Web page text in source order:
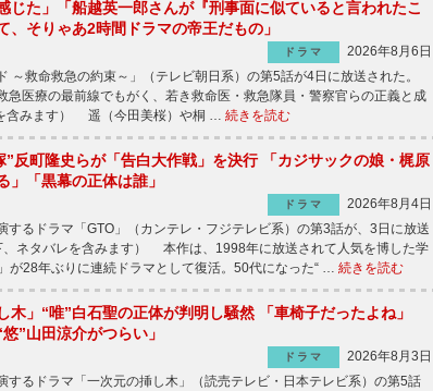
じた」「船越英一郎さんが『刑事面に似ていると言われたこ
、そりゃあ2時間ドラマの帝王だもの」
ドラマ
2026年8月6日
～救命救急の約束～」（テレビ朝日系）の第5話が4日に放送された。
医療の最前線でもがく、若き救命医・救急隊員・警察官らの正義と成
含みます） 遥（今田美桜）や桐 … 続きを読む
”反町隆史らが「告白大作戦」を決行 「カジサックの娘・梶原
」「黒幕の正体は誰」
ドラマ
2026年8月4日
るドラマ「GTO」（カンテレ・フジテレビ系）の第3話が、3日に放送
、ネタバレを含みます） 本作は、1998年に放送されて人気を博した学
が28年ぶりに連続ドラマとして復活。50代になった“ … 続きを読む
木」“唯”白石聖の正体が判明し騒然 「車椅子だったよね」
悠”山田涼介がつらい」
ドラマ
2026年8月3日
するドラマ「一次元の挿し木」（読売テレビ・日本テレビ系）の第5話